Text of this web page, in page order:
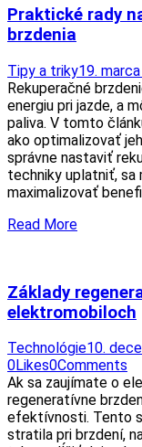
Praktické rady
brzdenia
Tipy a triky19.
Rekuperačné
energiu pri jazde, a
paliva. V tomto
ako optimalizovať
správne nastaviť
techniky uplatniť, sa
maximalizovať
Read More
Základy
elektromobiloch
Technológie10.
0Likes0Comments
Ak sa zaujímate o
regeneratívne
efektívnosti. Tento
stratila pri brzdení,